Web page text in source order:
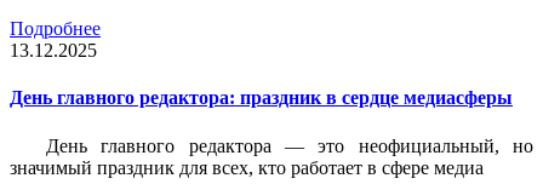
Подробнее
13.12.2025
День главного редактора: праздник в сердце медиасферы
День главного редактора — это неофициальный, но
значимый праздник для всех, кто работает в сфере медиа